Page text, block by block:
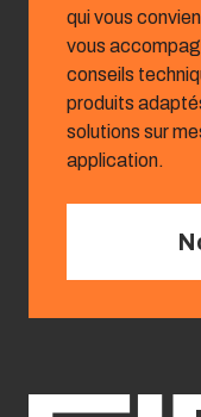
qui vous
vous
conseils
produits
solutions sur
application.